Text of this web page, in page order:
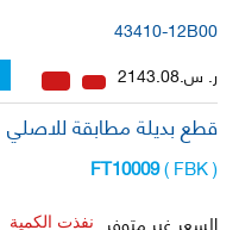
43410-12B00
ر. س.2143.08
قطع بديلة مطابقة للاصلي
( FBK )
FT10009
السعر غير متوفر
نفذت الكمية